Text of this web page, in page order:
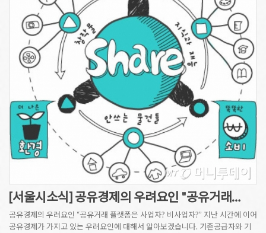
[서울시소식] 공유경제의 우려요인 "공유거래…
공유경제의 우려요인 “공유거래 플랫폼은 사업자? 비사업자?” 지난 시간에 이어
공유경제가 가지고 있는 우려요인에 대해서 알아보겠습니다. 기존공급자와 기